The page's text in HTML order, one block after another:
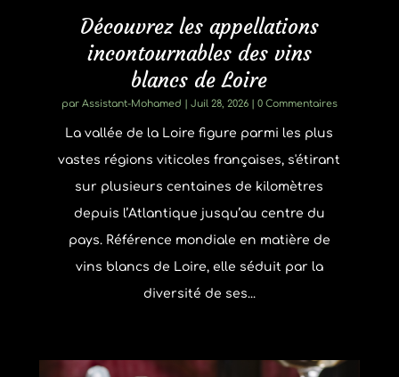
Découvrez les appellations
incontournables des vins
blancs de Loire
par Assistant-Mohamed Juil 28, 2026| 0 Commentaires
La vallée de la Loire figure parmi les plus
vastes régions viticoles françaises, s'étirant
sur plusieurs centaines de kilomètres
depuis l’Atlantique jusqu’au centre du
pays. Référence mondiale en matière de
vins blancs de Loire, elle séduit par la
diversité de ses...